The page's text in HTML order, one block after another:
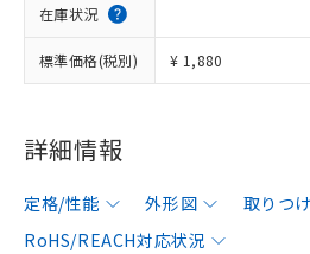
在庫状況
標準価格(税別) ¥ 1,880
詳細情報
定格/性能 外形図 取りつ
RoHS/REACH対応状況